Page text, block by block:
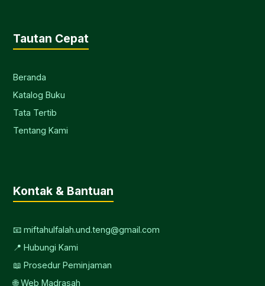
Tautan Cepat
Beranda
Katalog Buku
Tata Tertib
Tentang Kami
Kontak & Bantuan
📧 miftahulfalah.und.teng@gmail.com
📍 Hubungi Kami
📖 Prosedur Peminjaman
🌐 Web Madrasah